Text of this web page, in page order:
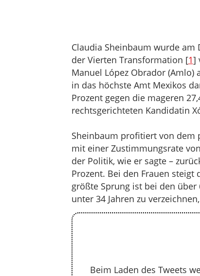
Claudia Sheinbaum wurde am
der Vierten Transformation [1]
Manuel López Obrador (Amlo)
in das höchste Amt Mexikos
Prozent gegen die mageren
rechtsgerichteten Kandidatin
Sheinbaum profitiert von dem
mit einer Zustimmungsrate
der Politik, wie er sagte –
Prozent. Bei den Frauen
größte Sprung ist bei den über
unter 34 Jahren zu
Beim Laden des Tweets